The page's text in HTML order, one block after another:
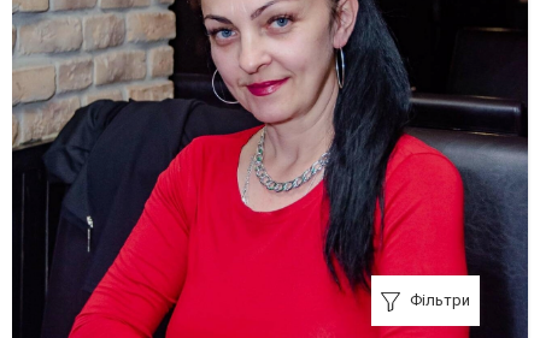
Фільтри